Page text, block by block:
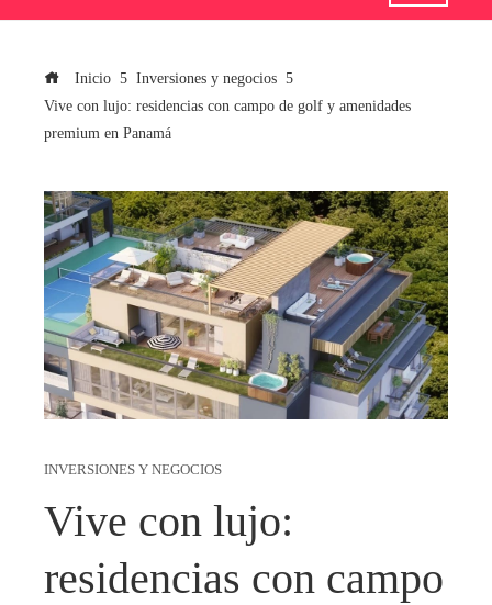
Inicio
Inversiones y negocios
Vive con lujo: residencias con campo de golf y amenidades
premium en Panamá
INVERSIONES Y NEGOCIOS
Vive con lujo:
residencias con campo